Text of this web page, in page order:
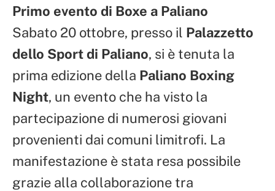
Primo evento di Boxe a Paliano
Sabato 20 ottobre, presso il Palazzetto
dello Sport di Paliano, si è tenuta la
prima edizione della Paliano Boxing
Night, un evento che ha visto la
partecipazione di numerosi giovani
provenienti dai comuni limitrofi. La
manifestazione è stata resa possibile
grazie alla collaborazione tra